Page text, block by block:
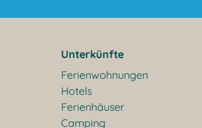
Unterkünfte
Ferienwohnungen
Hotels
Ferienhäuser
Camping